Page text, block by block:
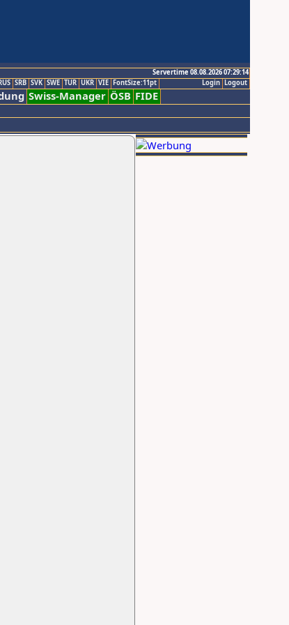
Servertime 08.08.2026 07:29:14
Logout
Login
SRB SVK SWE TUR UKR VIE FontSize:11pt
Swiss-Manager ÖSB FIDE